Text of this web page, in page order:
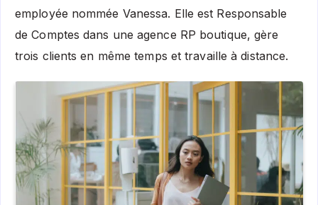
employée nommée Vanessa. Elle est Responsable
de Comptes dans une agence RP boutique, gère
trois clients en même temps et travaille à distance.